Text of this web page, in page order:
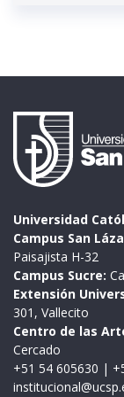
Universidad
Campus San
Paisajista H-32
Campus Sucre:
Extensión
301, Vallecito
Centro de las
Cercado
+51 54 605630 |